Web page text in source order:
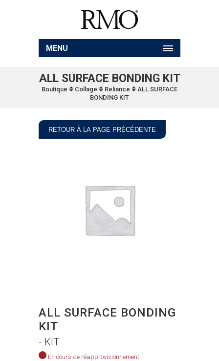
MENU
ALL SURFACE BONDING KIT
Boutique Collage Reliance
ALL SURFACE
BONDING KIT
RETOUR À LA PAGE PRÉCÉDENTE
ALL SURFACE BONDING
KIT
- KIT
En cours de réapprovisionnement